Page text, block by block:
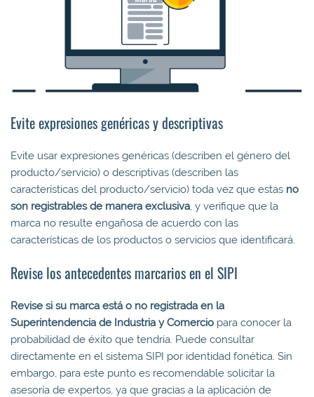
Evite expresiones genéricas y descriptivas
Evite usar expresiones genéricas (describen el género del
producto/servicio) o descriptivas (describen las
características del producto/servicio) toda vez que estas no
son registrables de manera exclusiva, y verifique que la
marca no resulte engañosa de acuerdo con las
características de los productos o servicios que identificará.
Revise los antecedentes marcarios en el SIPI
Revise si su marca está o no registrada en la
Superintendencia de Industria y Comercio para conocer la
probabilidad de éxito que tendría. Puede consultar
directamente en el sistema SIPI por identidad fonética. Sin
embargo, para este punto es recomendable solicitar la
asesoría de expertos, ya que gracias a la aplicación de